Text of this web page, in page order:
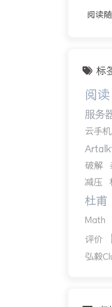
阅读
标
阅读
服务
云手机
破解
减压
杜甫
Math
评价
弘毅